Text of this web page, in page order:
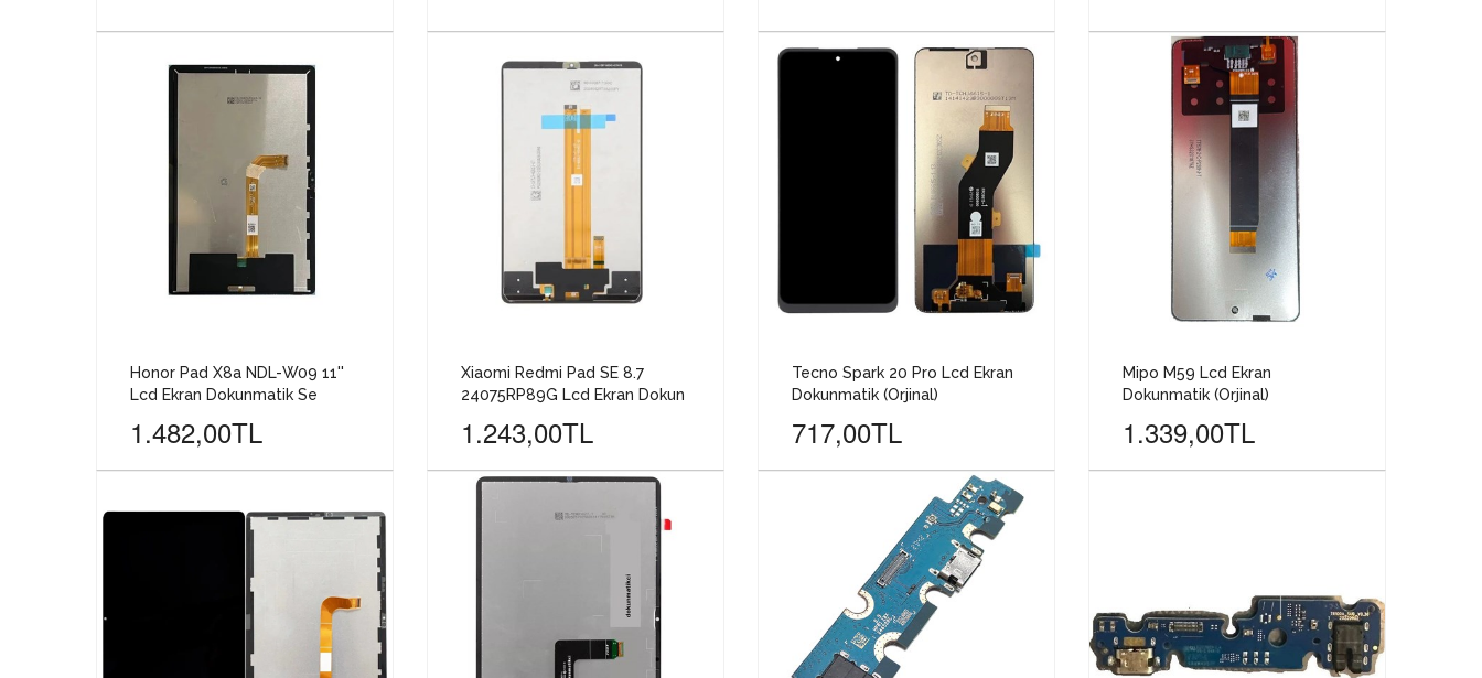
Honor Pad X8a NDL-W09 11''
Lcd Ekran Dokunmatik Se
1.482,00TL
Xiaomi Redmi Pad SE 8.7
24075RP89G Lcd Ekran Dokun
1.243,00TL
Tecno Spark 20 Pro Lcd Ekran
Dokunmatik (Orjinal)
717,00TL
Mipo M59 Lcd Ekran
Dokunmatik (Orjinal)
1.339,00TL